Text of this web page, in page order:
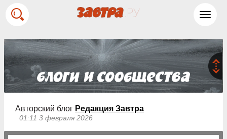
Авторский блог Редакция Завтра
01:11 3 февраля 2026